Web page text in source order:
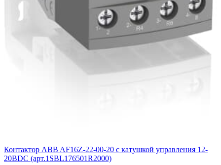
Контактор ABB AF16Z-22-00-20 с катушкой управления 12-
20BDC (арт.1SBL176501R2000)